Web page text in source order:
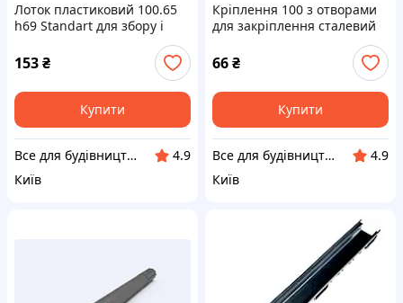
Лоток пластиковий 100.65
h69 Standart для збору і
відводу поверхневих вод
153₴
Купити
Все для будівництва та дому
4.9
Київ
Кріплення 100 з отворами
для закріплення сталевий
решітки до водовідвідних
лотків
66₴
Купити
Все для будівництва та дому
4.9
Київ